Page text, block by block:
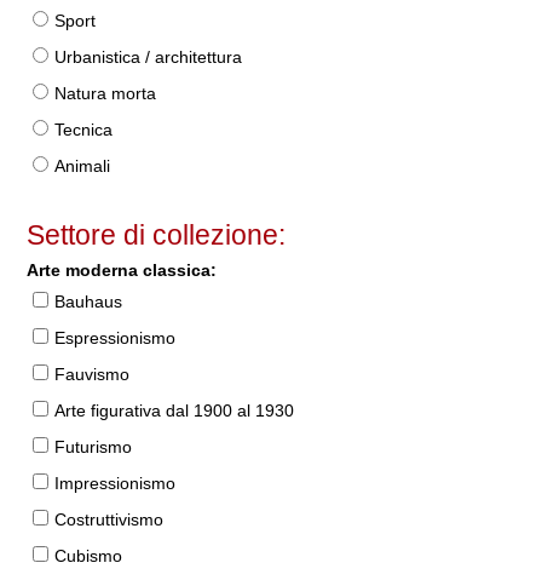
Sport
Urbanistica / architettura
Natura morta
Tecnica
Animali
Settore di collezione:
Arte moderna classica:
Bauhaus
Espressionismo
Fauvismo
Arte figurativa dal 1900 al 1930
Futurismo
Impressionismo
Costruttivismo
Cubismo